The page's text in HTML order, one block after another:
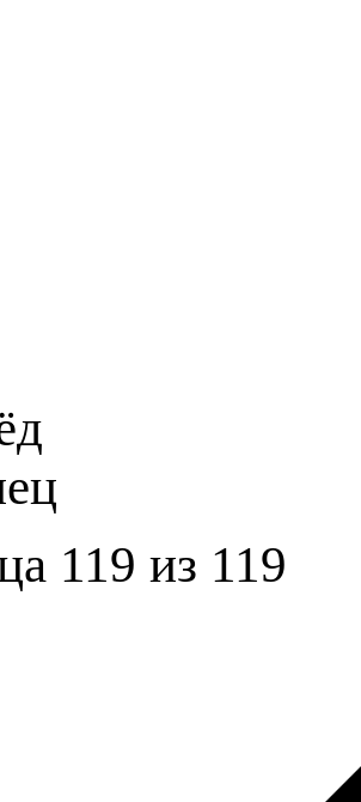
119 из 119